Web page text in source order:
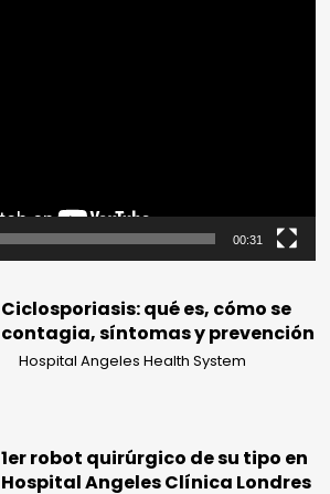
00:31
Ciclosporiasis: qué es, cómo se
contagia, síntomas y prevención
Hospital Angeles Health System
1er robot quirúrgico de su tipo en
Hospital Angeles Clínica Londres